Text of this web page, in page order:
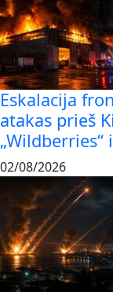
Eskalacija
atakas prieš
02/08/2026